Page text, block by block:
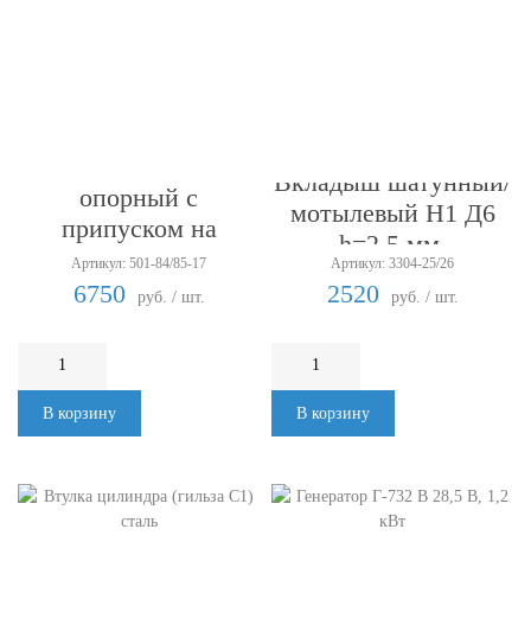
опорный с
припуском на
обработку
Артикул: 501-84/85-17
6750 руб. / шт.
В корзину
Вкладыш шатунный/
мотылевый Н1 Д6
h=2,5 мм.
Артикул: 3304-25/26
2520 руб. / шт.
В корзину